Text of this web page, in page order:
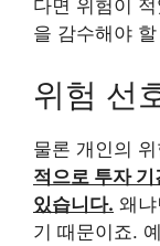
다면 위험이
을 감수해야
위험 선
물론 개인의
적으로 투자
있습니다. 왜
기 때문이죠.